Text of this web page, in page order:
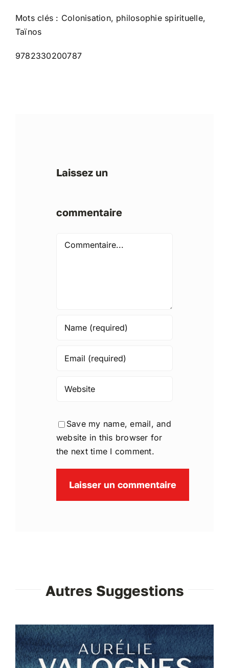
Mots clés : Colonisation, philosophie spirituelle,
Taïnos
9782330200787
Laissez un
commentaire
Comment
Save my name, email, and
website in this browser for
the next time I comment.
Autres Suggestions